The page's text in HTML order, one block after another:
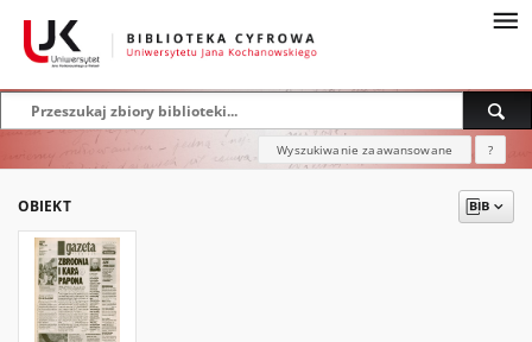
Wyszukiwanie zaawansowane ?
OBIEKT